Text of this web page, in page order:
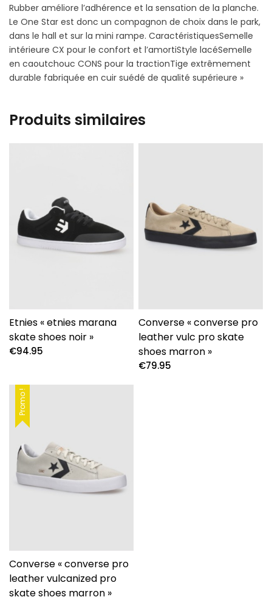
Rubber améliore l’adhérence et la sensation de la planche.
Le One Star est donc un compagnon de choix dans le park,
dans le hall et sur la mini rampe. CaractéristiquesSemelle
intérieure CX pour le confort et l’amortiStyle lacéSemelle
en caoutchouc CONS pour la tractionTige extrêmement
durable fabriquée en cuir suédé de qualité supérieure »
Produits similaires
Etnies « etnies marana
skate shoes noir »
€94.95
Converse « converse pro
leather vulc pro skate
shoes marron »
€79.95
Promo !
Converse « converse pro
leather vulcanized pro
skate shoes marron »